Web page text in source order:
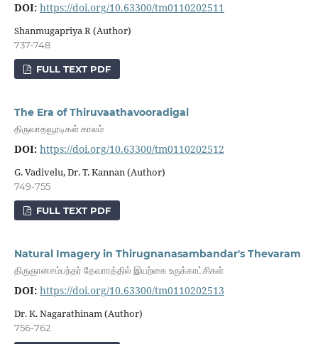
DOI: https://doi.org/10.63300/tm0110202511
Shanmugapriya R (Author)
737-748
FULL TEXT PDF
The Era of Thiruvaathavooradigal
திருவாதவூரடிகள் காலம்
DOI: https://doi.org/10.63300/tm0110202512
G. Vadivelu, Dr. T. Kannan (Author)
749-755
FULL TEXT PDF
Natural Imagery in Thirugnanasambandar's Thevaram
திருஞானசம்பந்தர் தேவாரத்தில் இயற்கை உருக்காட்சிகள்
DOI: https://doi.org/10.63300/tm0110202513
Dr. K. Nagarathinam (Author)
756-762